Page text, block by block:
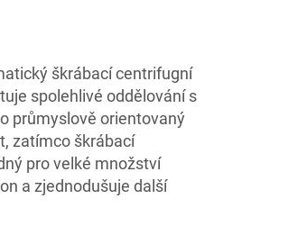
škrábací centrifugní
spolehlivé oddělování s
průmyslově orientovaný
zatímco škrábací
pro velké množství
a zjednodušuje další